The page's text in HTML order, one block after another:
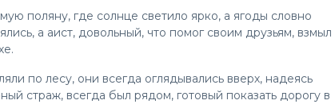
поляну, где солнце светило ярко, а ягоды словно
а аист, довольный, что помог своим друзьям, взмыл
по лесу, они всегда оглядывались вверх, надеясь
страж, всегда был рядом, готовый показать дорогу в